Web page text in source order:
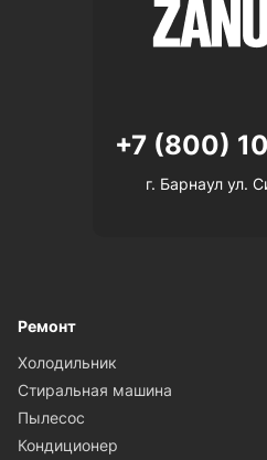
+7 (800)
г. Барнаул ул.
Ремонт
Холодильник
Стиральная машина
Пылесос
Кондиционер